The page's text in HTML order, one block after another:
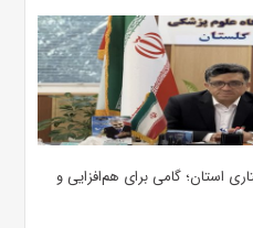
استان؛ گامی برای هم‌افزایی و